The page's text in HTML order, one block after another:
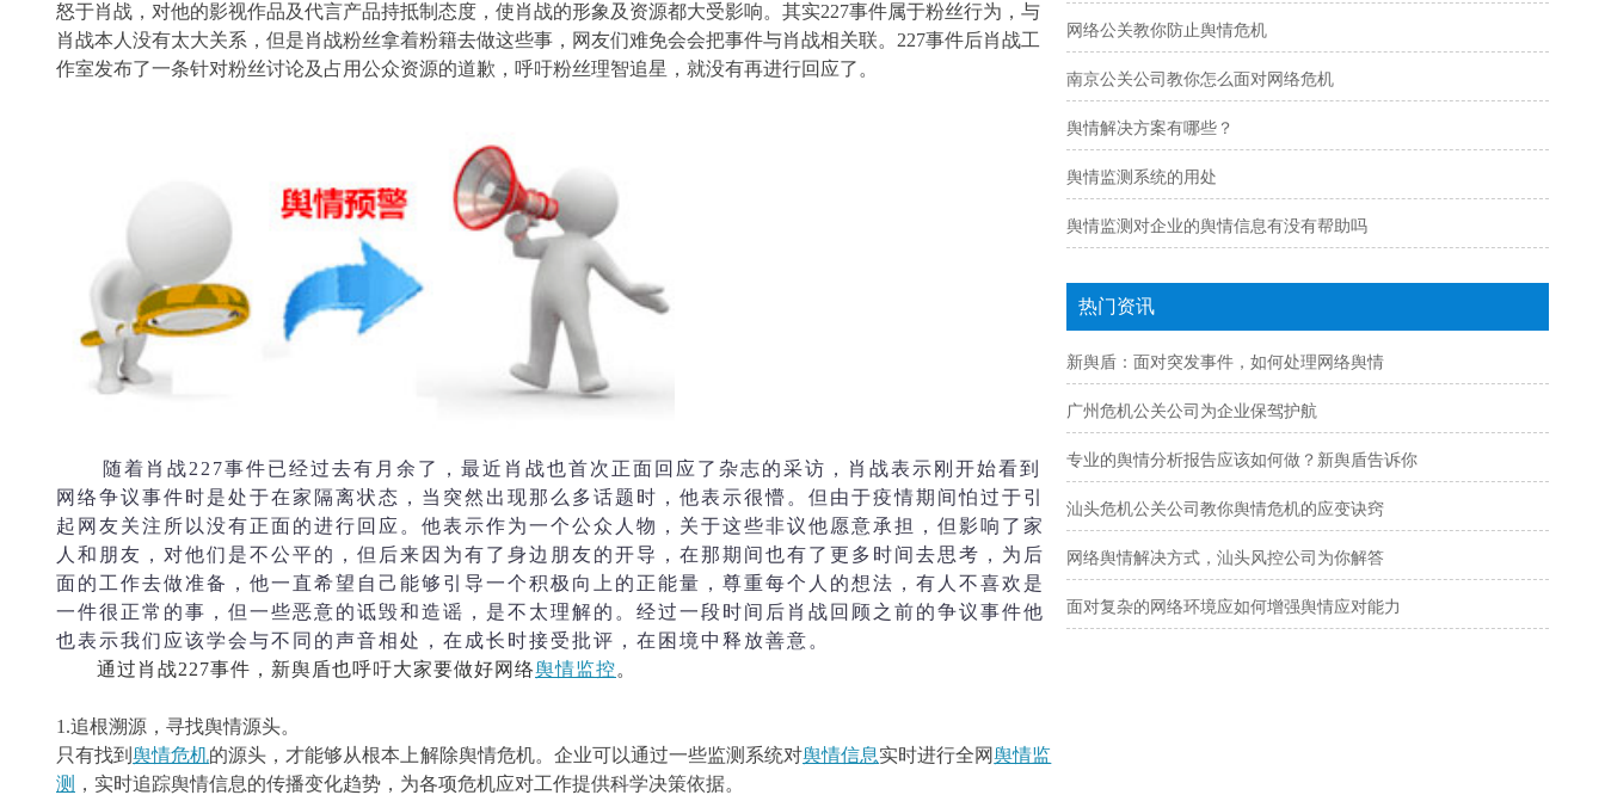
怒于肖战，对他的影视作品及代言产品持抵制态度，使肖战的形象及资源都大受影响。其实227事件属于粉丝行为，与
肖战本人没有太大关系，但是肖战粉丝拿着粉籍去做这些事，网友们难免会会把事件与肖战相关联。227事件后肖战工
作室发布了一条针对粉丝讨论及占用公众资源的道歉，呼吁粉丝理智追星，就没有再进行回应了。
随着肖战227事件已经过去有月余了，最近肖战也首次正面回应了杂志的采访，肖战表示刚开始看到
网络争议事件时是处于在家隔离状态，当突然出现那么多话题时，他表示很懵。但由于疫情期间怕过于引
起网友关注所以没有正面的进行回应。他表示作为一个公众人物，关于这些非议他愿意承担，但影响了家
人和朋友，对他们是不公平的，但后来因为有了身边朋友的开导，在那期间也有了更多时间去思考，为后
面的工作去做准备，他一直希望自己能够引导一个积极向上的正能量，尊重每个人的想法，有人不喜欢是
一件很正常的事，但一些恶意的诋毁和造谣，是不太理解的。经过一段时间后肖战回顾之前的争议事件他
也表示我们应该学会与不同的声音相处，在成长时接受批评，在困境中释放善意。
通过肖战227事件，新舆盾也呼吁大家要做好网络舆情监控。
1.追根溯源，寻找舆情源头。
只有找到舆情危机的源头，才能够从根本上解除舆情危机。企业可以通过一些监测系统对舆情信息实时进行全网舆情监
测 ，实时追踪舆情信息的传播变化趋势，为各项危机应对工作提供科学决策依据。
网络公关教你防止舆情危机
南京公关公司教你怎么面对网络危机
舆情解决方案有哪些？
舆情监测系统的用处
舆情监测对企业的舆情信息有没有帮助吗
热门资讯
新舆盾：面对突发事件，如何处理网络舆情
广州危机公关公司为企业保驾护航
专业的舆情分析报告应该如何做？新舆盾告诉你
汕头危机公关公司教你舆情危机的应变诀窍
网络舆情解决方式，汕头风控公司为你解答
面对复杂的网络环境应如何增强舆情应对能力